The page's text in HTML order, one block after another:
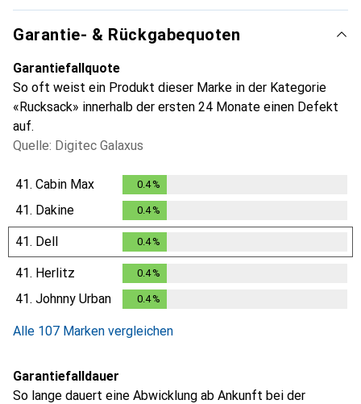
Garantie- & Rückgabequoten
Garantiefallquote
So oft weist ein Produkt dieser Marke in der Kategorie
«Rucksack» innerhalb der ersten 24 Monate einen Defekt
auf.
Quelle: Digitec Galaxus
41. Cabin Max 0.4%
41. Dakine 0.4%
41. Dell 0.4%
41. Herlitz 0.4%
41. Johnny Urban 0.4%
Alle 107 Marken vergleichen
Garantiefalldauer
So lange dauert eine Abwicklung ab Ankunft bei der